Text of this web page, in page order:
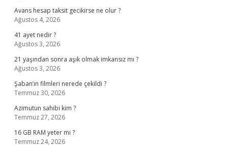
Avans hesap taksit gecikirse ne olur ?
Ağustos 4, 2026
41 ayet nedir ?
Ağustos 3, 2026
21 yaşından sonra aşık olmak imkansız mı ?
Ağustos 3, 2026
Şaban’ın filmleri nerede çekildi ?
Temmuz 30, 2026
Azimutun sahibi kim ?
Temmuz 27, 2026
16 GB RAM yeter mi ?
Temmuz 24, 2026